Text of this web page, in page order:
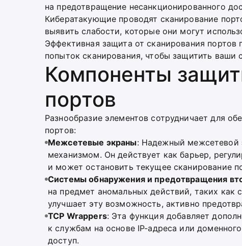
на предотвращение несанкционированного
Кибератакующие проводят сканирование
выявить слабости, которые они могут
Эффективная защита от сканирования портов
попыток сканирования, чтобы защитить ваши
Компоненты
портов
Разнообразие элементов сотрудничает для
портов:
Межсетевые экраны: Надежный
механизмом. Он действует как барьер,
и может остановить текущее сканирование
Системы обнаружения и предотвращения
на предмет аномальных действий, таких как
улучшает эту возможность, активно
TCP Wrappers: Эта функция добавляет
к службам на основе IP-адреса или
доступ.